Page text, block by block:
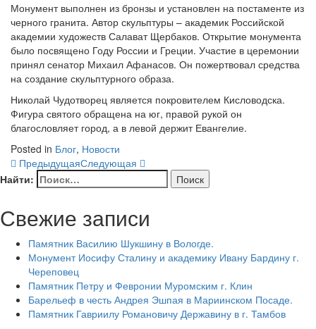
Монумент выполнен из бронзы и установлен на постаменте из
черного гранита. Автор скульптуры – академик Российской
академии художеств Салават Щербаков. Открытие монумента
было посвящено Году России и Греции. Участие в церемонии
принял сенатор Михаил Афанасов. Он пожертвовал средства
на создание скульптурного образа.
Николай Чудотворец является покровителем Кисловодска.
Фигура святого обращена на юг, правой рукой он
благословляет город, а в левой держит Евангелие.
Posted in Блог, Новости
ПредыдущаяСледующая
Найти:
Свежие записи
Памятник Василию Шукшину в Вологде.
Монумент Иосифу Сталину и академику Ивану Бардину г.
Череповец
Памятник Петру и Февронии Муромским г. Клин
Барельеф в честь Андрея Эшпая в Мариинском Посаде.
Памятник Гавриилу Романовичу Державину в г. Тамбов